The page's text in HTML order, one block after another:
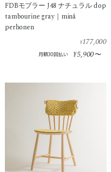
FDBモブラー J48 ナチュラル dop
tambourine gray｜minä
perhonen
¥177,000
月額30回払い ¥5,900〜